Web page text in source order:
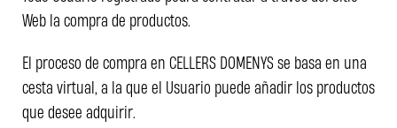
Web la compra de productos.
El proceso de compra en CELLERS DOMENYS se basa en una
cesta virtual, a la que el Usuario puede añadir los productos
que desee adquirir.